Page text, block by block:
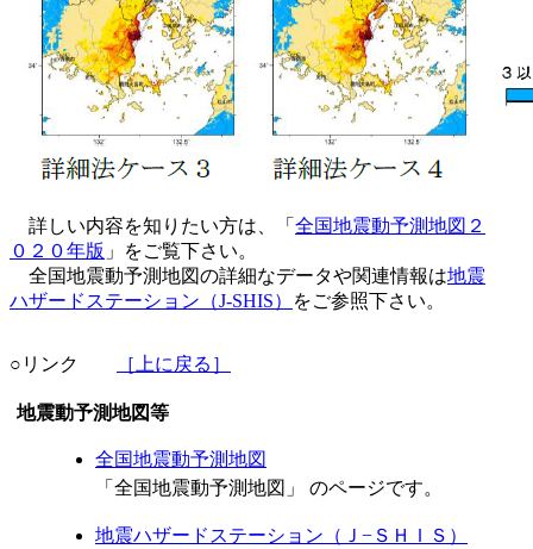
詳しい内容を知りたい方は、「 全国地震動予測地図２
０２０年版 」をご覧下さい。
全国地震動予測地図の詳細なデータや関連情報は地震
ハザードステーション（J-SHIS）
をご参照下さい。
○リンク ［上に戻る］
震動予測地図等
全国地震動予測地図
「全国地震動予測地図」 のページです。
地震ハザードステーション（Ｊ−ＳＨＩＳ）